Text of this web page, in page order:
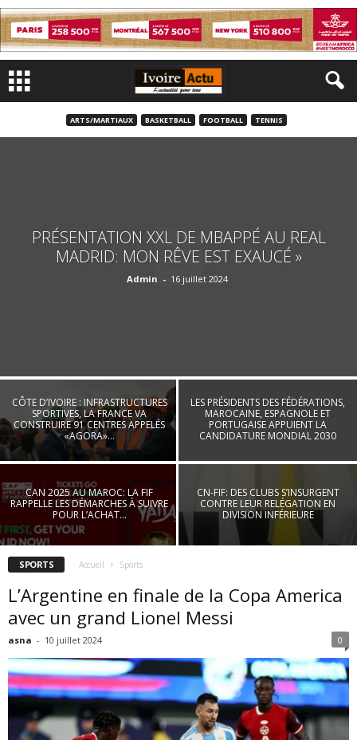
ARTS/MARTIAUX BASKETBALL FOOTBALL TENNIS
PRÉSENTATION XXL DE MBAPPÉ AU REAL
MADRID: MON RÊVE EST EXAUCÉ »
Admin - 16 juillet 2024
CÔTE D’IVOIRE : INFRASTRUCTURES
SPORTIVES, LA FRANCE VA
CONSTRUIRE 91 CENTRES APPELÉS
«AGORA»...
LES PRÉSIDENTS DES FÉDÉRATIONS,
MAROCAINE, ESPAGNOLE ET
PORTUGAISE APPUIENT LA
CANDIDATURE MONDIAL 2030
CAN 2025 AU MAROC: LA FIF
RAPPELLE LES DÉMARCHES À SUIVRE
POUR L’ACHAT...
CN-FIF: DES CLUBS S’INSURGENT
CONTRE LEUR RELÉGATION EN
DIVISION INFÉRIEURE
SPORTS Accueil Sports
L’Argentine en finale de la Copa America
avec un grand Lionel Messi
asna - 10 juillet 2024 0